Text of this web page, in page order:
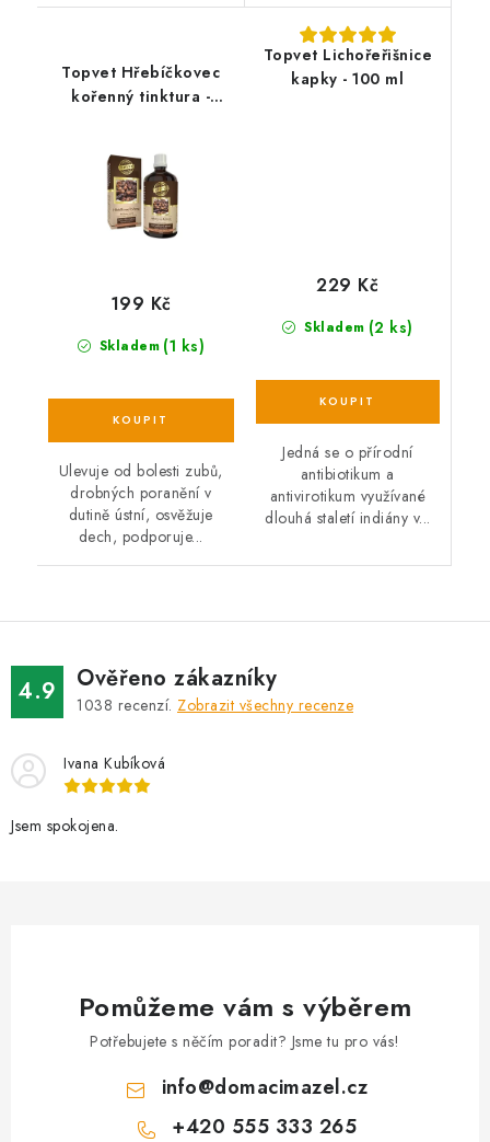
Topvet Hřebíčkovec
kořenný tinktura -
Skladem (1 ks)
199 Kč
Ulevuje od bolesti zubů,
drobných poranění v
dutině ústní, osvěžuje
dech, podporuje...
Topvet Lichořeřišnice
kapky - 100 ml
Skladem (2 ks)
229 Kč
Jedná se o přírodní
antibiotikum a
antivirotikum využívané
dlouhá staletí indiány v...
4.9 Ověřeno zákazníky
1038 recenzí. Zobrazit všechny recenze
Ivana Kubíková
Jsem spokojena.
Pomůžeme vám s výběrem
Potřebujete s něčím poradit? Jsme tu pro vás!
info@domacimazel.cz
+420 555 333 265